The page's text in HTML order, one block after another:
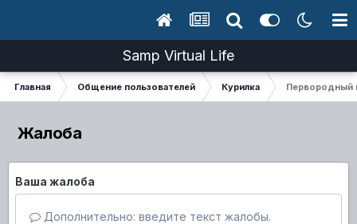
Samp Virtual Life
Главная Общение пользователей Курилка Первородный
Жалоба
Ваша жалоба
Дополнительно: введите текст жалобы.